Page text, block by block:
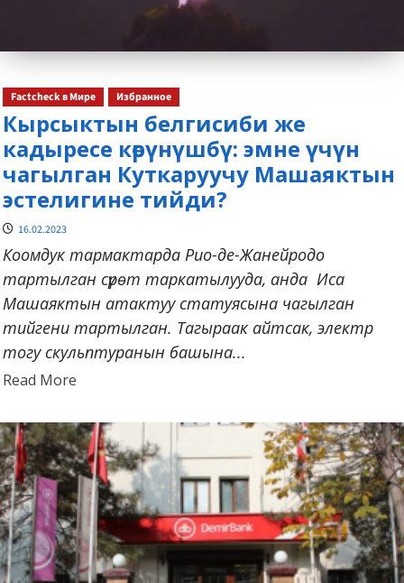
Factcheck в Мире Избранное
Кырсыктын белгисиби же
кадыресе көрүнүшбү: эмне үчүн
чагылган Куткаруучу Машаяктын
эстелигине тийди?
16.02.2023
Коомдук тармактарда Рио-де-Жанейродо
тартылган сүрөт таркатылууда, анда Иса
Машаяктын атактуу статуясына чагылган
тийгени тартылган. Тагыраак айтсак, электр
тогу скульптуранын башына...
Read MoreRead
about